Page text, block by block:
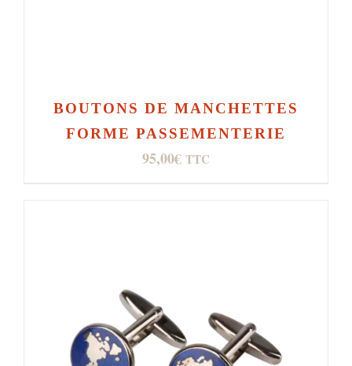
BOUTONS DE MANCHETTES
FORME PASSEMENTERIE
95,00€ TTC